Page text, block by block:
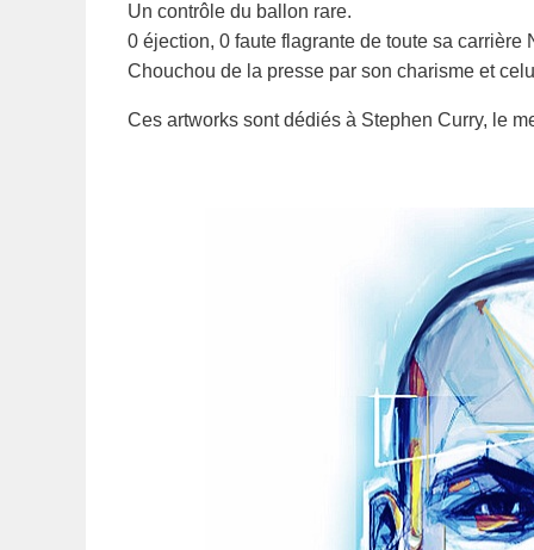
Un contrôle du ballon rare.
0 éjection, 0 faute flagrante de toute sa carrière
Chouchou de la presse par son charisme et
Ces artworks sont dédiés à Stephen Curry, le